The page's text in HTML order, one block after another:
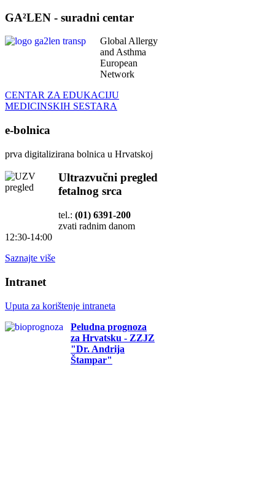
GA²LEN - suradni centar
Global Allergy
and Asthma
European
Network
CENTAR ZA EDUKACIJU
MEDICINSKIH SESTARA
e-bolnica
prva digitalizirana bolnica u Hrvatskoj
Ultrazvučni pregled
fetalnog srca
tel.: (01) 6391-200
zvati radnim danom
12:30-14:00
Saznajte više
Intranet
Uputa za korištenje intraneta
Peludna prognoza
za Hrvatsku - ZZJZ
"Dr. Andrija
Štampar"